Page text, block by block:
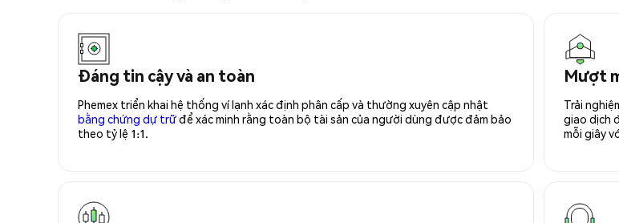
Đáng tin cậy và an toàn
Phemex triển khai hệ thống ví lạnh xác định phân cấp và thường xuyên cập nhật
bằng chứng dự trữđể xác minh rằng toàn bộ tài sản của người dùng được đảm bảo
theo tỷ lệ 1:1.
Mượt
Trải
giao dịch
mỗi giây